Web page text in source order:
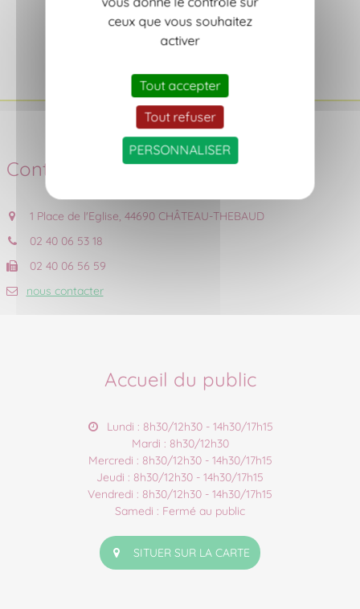
Contact
1 Place de l'Eglise, 44690 CHÂTEAU-THEBAUD
02 40 06 53 18
02 40 06 56 59
nous contacter
Accueil du public
Lundi : 8h30/12h30 - 14h30/17h15
Mardi : 8h30/12h30
Mercredi : 8h30/12h30 - 14h30/17h15
Jeudi : 8h30/12h30 - 14h30/17h15
Vendredi : 8h30/12h30 - 14h30/17h15
Samedi : Fermé au public
SITUER SUR LA CARTE
ceux que vous souhaitez
activer
Tout accepter
Tout refuser
PERSONNALISER